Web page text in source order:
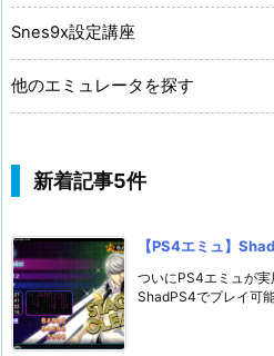
Snes9x設定講座
他のエミュレータを探す
新着記事5件
【PS4エミュ】
ついにPS4エミュが
ShadPS4でプレイ可